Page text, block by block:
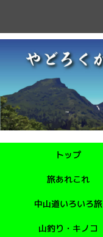
トップ
旅あれこれ
中山道いろいろ旅
山釣り・キノコ